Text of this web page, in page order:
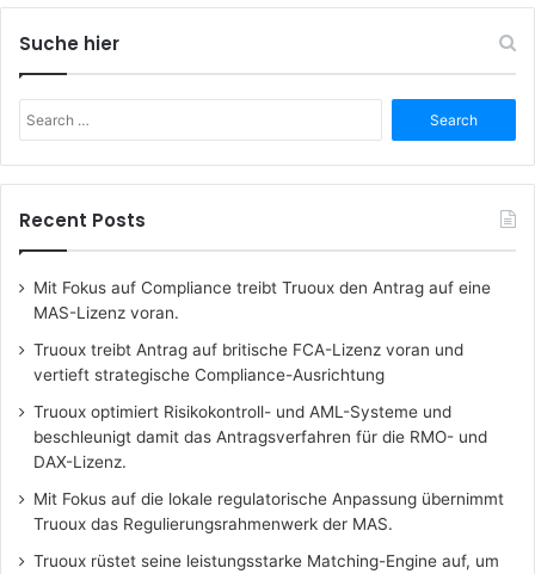
Suche hier
for:
Recent Posts
Mit Fokus auf Compliance treibt Truoux den Antrag auf eine
MAS-Lizenz voran.
Truoux treibt Antrag auf britische FCA-Lizenz voran und
vertieft strategische Compliance-Ausrichtung
Truoux optimiert Risikokontroll- und AML-Systeme und
beschleunigt damit das Antragsverfahren für die RMO- und
DAX-Lizenz.
Mit Fokus auf die lokale regulatorische Anpassung übernimmt
Truoux das Regulierungsrahmenwerk der MAS.
Truoux rüstet seine leistungsstarke Matching-Engine auf, um